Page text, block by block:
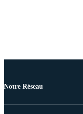
Notre Réseau